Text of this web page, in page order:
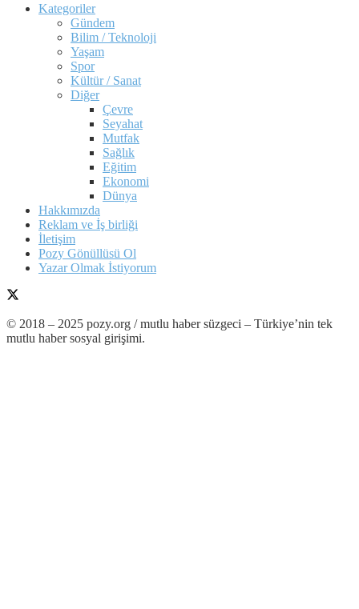
Kategoriler
Gündem
Bilim / Teknoloji
Yaşam
Spor
Kültür / Sanat
Diğer
Çevre
Seyahat
Mutfak
Sağlık
Eğitim
Ekonomi
Dünya
Hakkımızda
Reklam ve İş birliği
İletişim
Pozy Gönüllüsü Ol
Yazar Olmak İstiyorum
© 2018 – 2025 pozy.org / mutlu haber süzgeci – Türkiye’nin tek
mutlu haber sosyal girişimi.